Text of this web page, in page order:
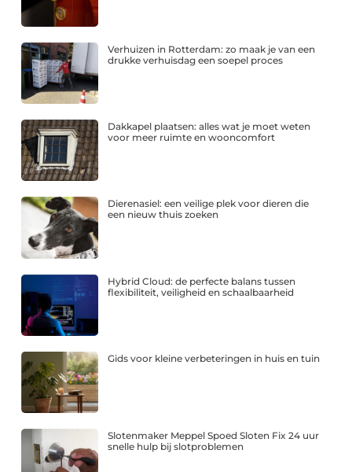
Verhuizen in Rotterdam: zo maak je van een
drukke verhuisdag een soepel proces
Dakkapel plaatsen: alles wat je moet weten
voor meer ruimte en wooncomfort
Dierenasiel: een veilige plek voor dieren die
een nieuw thuis zoeken
Hybrid Cloud: de perfecte balans tussen
flexibiliteit, veiligheid en schaalbaarheid
Gids voor kleine verbeteringen in huis en tuin
Slotenmaker Meppel Spoed Sloten Fix 24 uur
snelle hulp bij slotproblemen